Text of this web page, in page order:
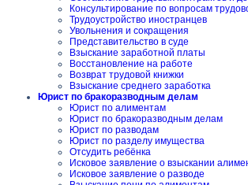
Консультирование по вопросам
Трудоустройство иностранцев
Увольнения и сокращения
Представительство в суде
Взыскание заработной платы
Восстановление на работе
Возврат трудовой книжки
Взыскание среднего заработка
Юрист по бракоразводным делам
Юрист по алиментам
Юрист по бракоразводным делам
Юрист по разводам
Юрист по разделу имущества
Отсудить ребёнка
Исковое заявление о взыскании
Исковое заявление о разводе